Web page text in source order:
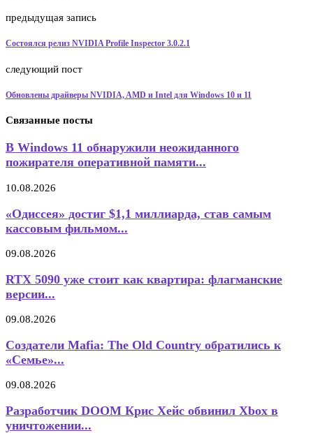
предыдущая запись
Состоялся релиз NVIDIA Profile Inspector 3.0.2.1
следующий пост
Обновлены драйверы NVIDIA, AMD и Intel для Windows 10 и 11
Связанные посты
В Windows 11 обнаружили неожиданного
пожирателя оперативной памяти...
10.08.2026
«Одиссея» достиг $1,1 миллиарда, став самым
кассовым фильмом...
09.08.2026
RTX 5090 уже стоит как квартира: флагманские
версии...
09.08.2026
Создатели Mafia: The Old Country обратились к
«Семье»...
09.08.2026
Разработчик DOOM Крис Хейс обвинил Xbox в
уничтожении...